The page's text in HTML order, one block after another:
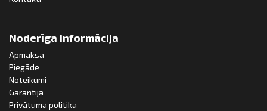
Noderīga informācija
Apmaksa
Piegāde
Noteikumi
Garantija
Privātuma politika